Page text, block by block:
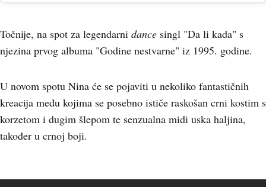
Točnije, na spot za legendarni dance singl "Da li kada" s
njezina prvog albuma "Godine nestvarne" iz 1995. godine.
U novom spotu Nina će se pojaviti u nekoliko fantastičnih
kreacija među kojima se posebno ističe raskošan crni kostim s
korzetom i dugim šlepom te senzualna midi uska haljina,
također u crnoj boji.